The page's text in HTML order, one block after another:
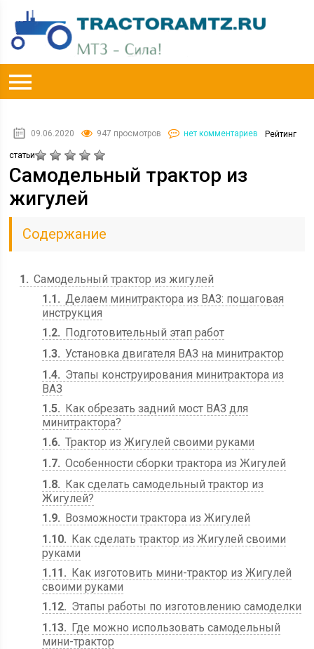
09.06.2020 947 просмотров нет комментариев Рейтинг
статьи
Самодельный трактор из
жигулей
Содержание
1
Самодельный трактор из жигулей
1.1
Делаем минитрактора из ВАЗ: пошаговая
инструкция
1.2
Подготовительный этап работ
1.3 Установка двигателя ВАЗ на минитрактор
1.4
Этапы конструирования минитрактора из
ВАЗ
1.5
Как обрезать задний мост ВАЗ для
минитрактора?
1.6 Трактор из Жигулей своими руками
1.7 Особенности сборки трактора из Жигулей
1.8
Как сделать самодельный трактор из
Жигулей?
1.9
Возможности трактора из Жигулей
1.10
Как сделать трактор из Жигулей своими
руками
1.11
Как изготовить мини-трактор из Жигулей
своими руками
1.12
Этапы работы по изготовлению самоделки
1.13
Где можно использовать самодельный
мини-трактор